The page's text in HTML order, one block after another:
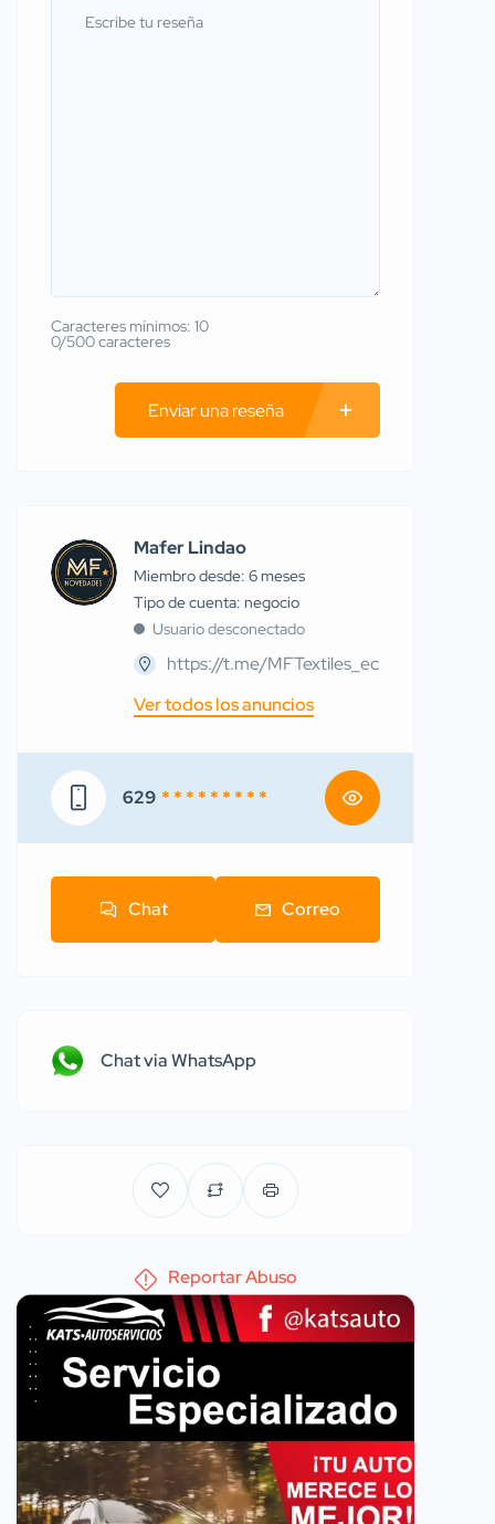
Caracteres mínimos: 10
0/500 caracteres
Enviar una reseña
Mafer Lindao
Miembro desde: 6 meses
tipo de cuenta: negocio
Usuario desconectado
https://t.me/MFTextiles_ec
Ver todos los anuncios
629 * * * * * * * * *
Chat Correo
Chat via WhatsApp
Reportar Abuso